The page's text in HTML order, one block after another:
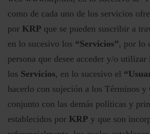
como de cada uno de los servicios
por KRP que se pueden suscribir a
en lo sucesivo los “Servicios”, por lo
persona que desee acceder y/o utilizar
los Servicios, en lo sucesivo el
hacerlo con sujeción a los Términos y
conjunto con las demás políticas y
establecidos por KRP y que son